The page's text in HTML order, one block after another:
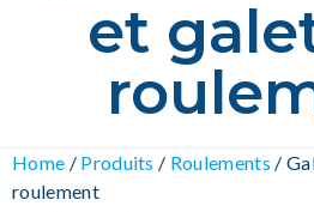
et
Home / Produits / Roulements /
roulement